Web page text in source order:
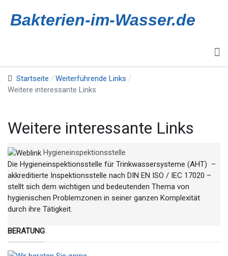
Bakterien-im-Wasser.de
Startseite
Weiterführende Links
Weitere interessante Links
Weitere interessante Links
Hygieneinspektionsstelle
Die Hygieneinspektionsstelle für Trinkwassersysteme (AHT) –
akkreditierte Inspektionsstelle nach DIN EN ISO / IEC 17020 –
stellt sich dem wichtigen und bedeutenden Thema von
hygienischen Problemzonen in seiner ganzen Komplexität
durch ihre Tätigkeit.
BERATUNG